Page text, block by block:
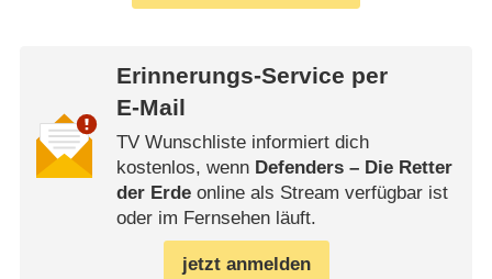
Erinnerungs-Service per
E-Mail
TV Wunschliste informiert dich
kostenlos, wenn Defenders – Die Retter
der Erdeonline als Stream verfügbar ist
oder im Fernsehen läuft.
jetzt anmelden